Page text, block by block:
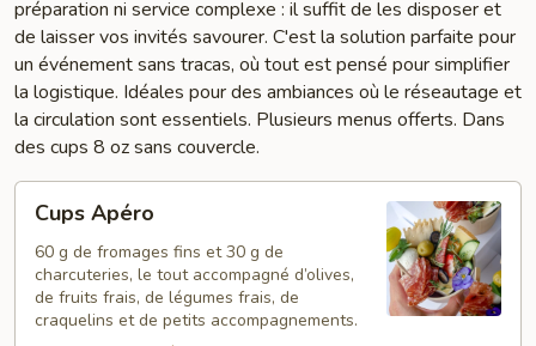
préparation ni service complexe : il suffit de les disposer et
de laisser vos invités savourer. C'est la solution parfaite pour
un événement sans tracas, où tout est pensé pour simplifier
la logistique. Idéales pour des ambiances où le réseautage et
la circulation sont essentiels. Plusieurs menus offerts. Dans
des cups 8 oz sans couvercle.
Apéro
Cups Apéro
60 g de fromages fins et 30 g de
charcuteries, le tout accompagné d’olives,
de fruits frais, de légumes frais, de
craquelins et de petits accompagnements.